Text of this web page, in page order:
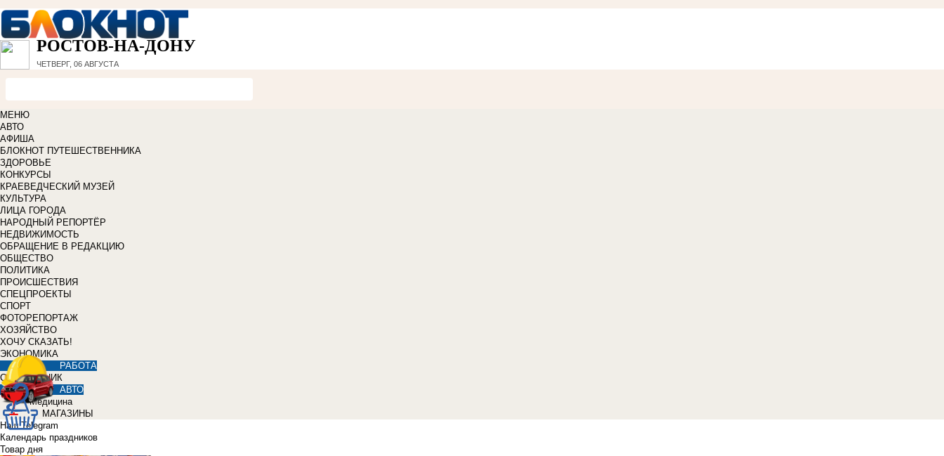
РОСТОВ-НА-ДОНУ
ЧЕТВЕРГ, 06 АВГУСТА
МЕНЮ
АВТО
АФИША
БЛОКНОТ ПУТЕШЕСТВЕННИКА
ЗДОРОВЬЕ
КОНКУРСЫ
КРАЕВЕДЧЕСКИЙ МУЗЕЙ
КУЛЬТУРА
ЛИЦА ГОРОДА
НАРОДНЫЙ РЕПОРТЁР
НЕДВИЖИМОСТЬ
ОБРАЩЕНИЕ В РЕДАКЦИЮ
ОБЩЕСТВО
ПОЛИТИКА
ПРОИСШЕСТВИЯ
СПЕЦПРОЕКТЫ
СПОРТ
ФОТОРЕПОРТАЖ
ХОЗЯЙСТВО
ХОЧУ СКАЗАТЬ!
ЭКОНОМИКА
РАБОТА
СПРАВОЧНИК
АВТО
Медицина
МАГАЗИНЫ
Наш Telegram
Календарь праздников
Товар дня